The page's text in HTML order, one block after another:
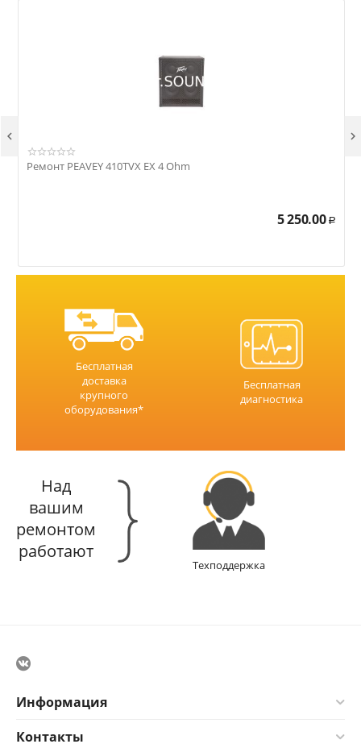
Ремонт PEAVEY 410TVX EX 4 Ohm
5 250.00 Р
 
Бесплатная
доставка
крупного
оборудования*
Бесплатная
диагностика
Над
вашим
ремонтом
работают
Техподдержка
Информация
Контакты